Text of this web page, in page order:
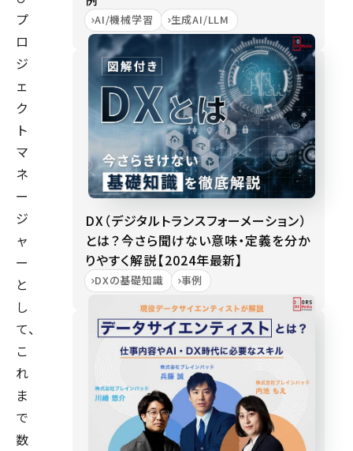
プ
ロ
ジ
ェ
ク
ト
マ
ネ
ー
ジ
ャ
ー
と
し
て、
こ
れ
ま
で
数
AI/機械学習 生成AI/LLM
DX（デジタルトランスフォーメーション）
とは？今さら聞けない意味・定義を分か
りやすく解説【2024年最新】
DXの基礎知識 事例